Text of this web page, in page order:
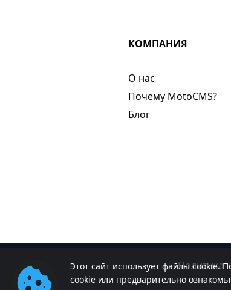
Этот сайт использует файлы cookie.
cookie или предварительно
КОМПАНИЯ
О нас​
Почему MotoCMS?
Блог
Политика